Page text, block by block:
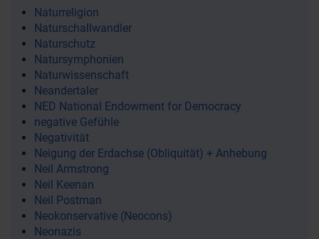
Naturreligion
Naturschallwandler
Naturschutz
Natursymphonien
Naturwissenschaft
Neandertaler
NED National Endowment for Democracy
negative Gefühle
Negativität
Neigung der Erdachse (Obliquität) + Anhebung
Neil Armstrong
Neil Keenan
Neil Postman
Neokonservative (Neocons)
Neonazis